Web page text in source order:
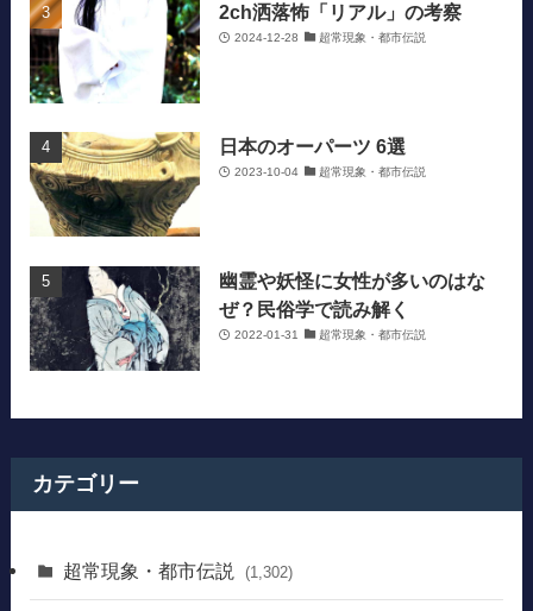
2ch洒落怖「リアル」の考察
2024-12-28 超常現象・都市伝説
日本のオーパーツ 6選
2023-10-04 超常現象・都市伝説
幽霊や妖怪に女性が多いのはな
ぜ？民俗学で読み解く
2022-01-31 超常現象・都市伝説
カテゴリー
超常現象・都市伝説 (1,302)